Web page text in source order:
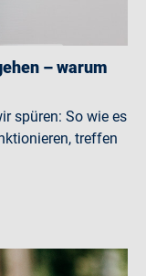
– warum
spüren: So wie es
treffen